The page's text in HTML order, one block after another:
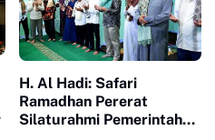
H. Al Hadi: Safari
Ramadhan Pererat
Silaturahmi Pemerintah